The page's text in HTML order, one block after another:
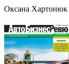
Оксана Хартонюк